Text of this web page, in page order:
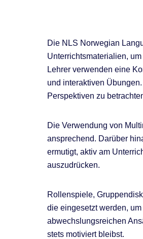
Die NLS Norwegian
Unterrichtsmaterialien,
Lehrer verwenden eine
und interaktiven
Perspektiven zu
Die Verwendung von
ansprechend. Darüber
ermutigt, aktiv am
auszudrücken.
Rollenspiele,
die eingesetzt werden,
abwechslungsreichen
stets motiviert bleibst.